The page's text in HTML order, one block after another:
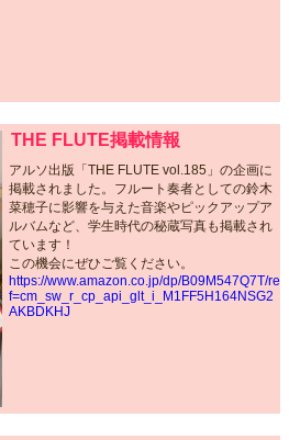
THE FLUTE掲載情報
アルソ出版「THE FLUTE vol.185」の企画に
掲載されました。フルート奏者としての鈴木
菜穂子に影響を与えた音楽やピックアップア
ルバムなど、学生時代の秘蔵写真も掲載され
ています！
この機会にぜひご覧ください。
https://www.amazon.co.jp/dp/B09M547Q7T/re
f=cm_sw_r_cp_api_glt_i_M1FF5H164NSG2
AKBDKHJ